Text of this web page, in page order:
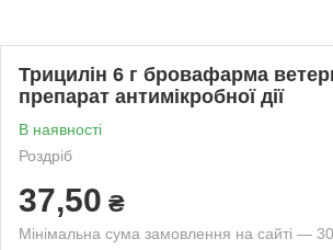
Трицилін 6 г бровафарма
препарат антимікробної дії
В наявності
Роздріб
37,50 ₴
Мінімальна сума замовлення на сайті —